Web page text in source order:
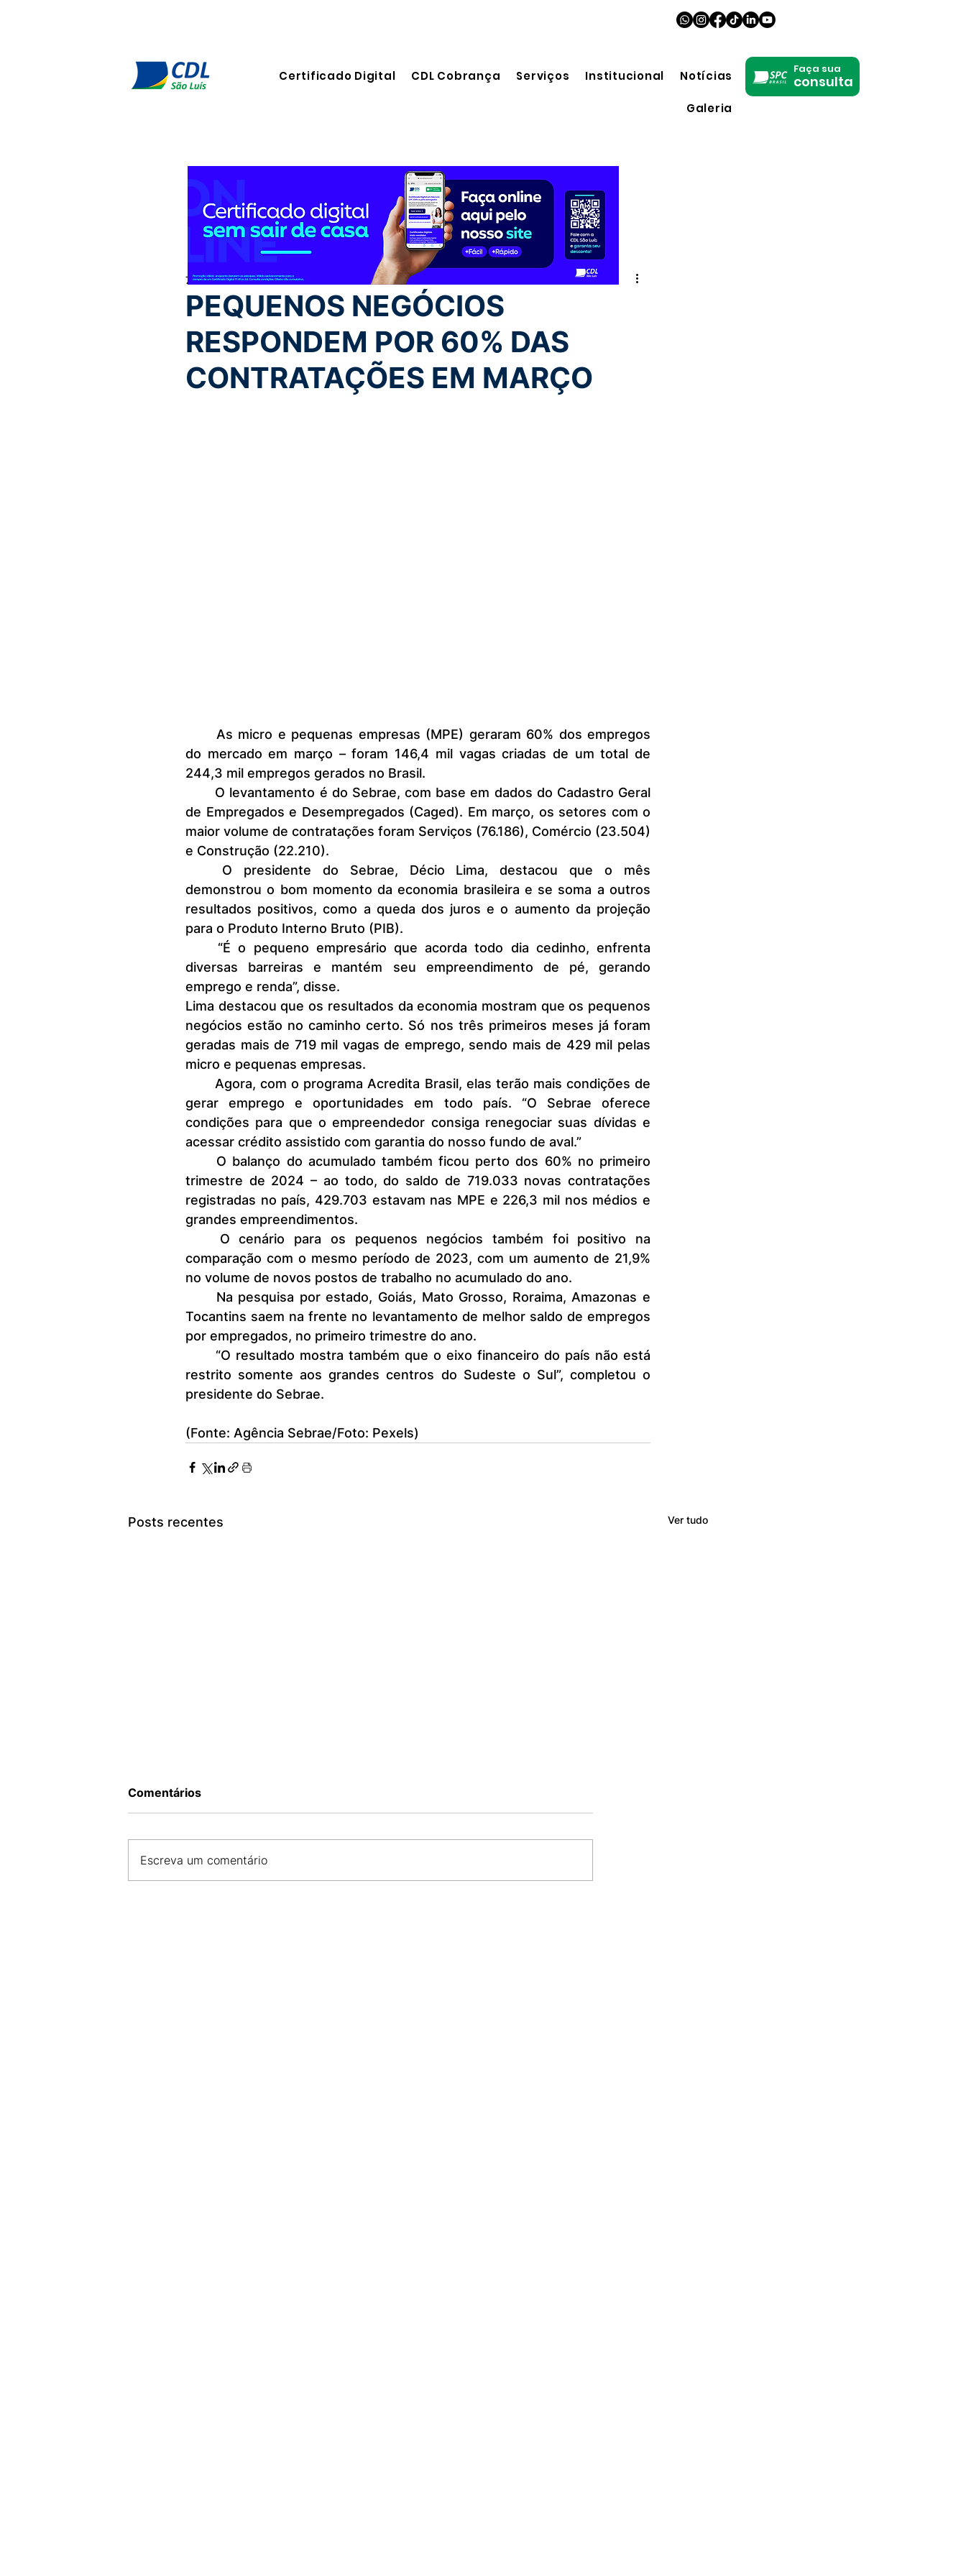
Certificado Digital CDL Cobrança Serviços Institucional Notícias
Galeria
Faça sua
consulta
PEQUENOS NEGÓCIOS
RESPONDEM POR 60% DAS
CONTRATAÇÕES EM MARÇO
7 de mai. de 2024 2 min de leitura
do mercado em março – foram 146,4 mil vagas criadas de um total de
244,3 mil empregos gerados no Brasil.
de Empregados e Desempregados (Caged). Em março, os setores com o
maior volume de contratações foram Serviços (76.186), Comércio (23.504)
e Construção (22.210).
demonstrou o bom momento da economia brasileira e se soma a outros
resultados positivos, como a queda dos juros e o aumento da projeção
para o Produto Interno Bruto (PIB).
	“É o pequeno empresário que acorda todo dia cedinho, enfrenta
diversas barreiras e mantém seu empreendimento de pé, gerando
emprego e renda”, disse.
Lima destacou que os resultados da economia mostram que os pequenos
negócios estão no caminho certo. Só nos três primeiros meses já foram
geradas mais de 719 mil vagas de emprego, sendo mais de 429 mil pelas
micro e pequenas empresas.
	Agora, com o programa Acredita Brasil, elas terão mais condições de
gerar emprego e oportunidades em todo país. “O Sebrae oferece
condições para que o empreendedor consiga renegociar suas dívidas e
acessar crédito assistido com garantia do nosso fundo de aval.”
trimestre de 2024 – ao todo, do saldo de 719.033 novas contratações
registradas no país, 429.703 estavam nas MPE e 226,3 mil nos médios e
grandes empreendimentos.
comparação com o mesmo período de 2023, com um aumento de 21,9%
no volume de novos postos de trabalho no acumulado do ano.
Tocantins saem na frente no levantamento de melhor saldo de empregos
por empregados, no primeiro trimestre do ano.
restrito somente aos grandes centros do Sudeste o Sul”, completou o
presidente do Sebrae.
(Fonte: Agência Sebrae/Foto: Pexels)
Posts recentes Ver tudo
Comentários
Escreva um comentário